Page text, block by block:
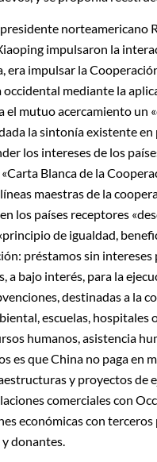
norteamericano
impulsaron la
era impulsar la
mediante la
el mutuo acercamiento
la sintonía existente
los intereses de los
Blanca de la
maestras de la
los países receptores
de igualdad,
préstamos sin
bajo interés, para la
destinadas a la
escuelas, hospitales
humanos, asistencia
es que China no paga en
y proyectos de
comerciales con
económicas con
donantes.